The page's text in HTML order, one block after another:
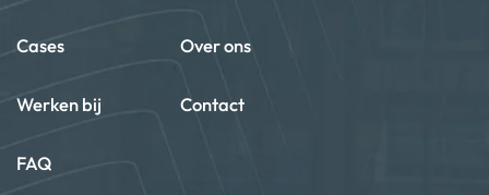
Cases Over ons
Werken bij Contact
FAQ